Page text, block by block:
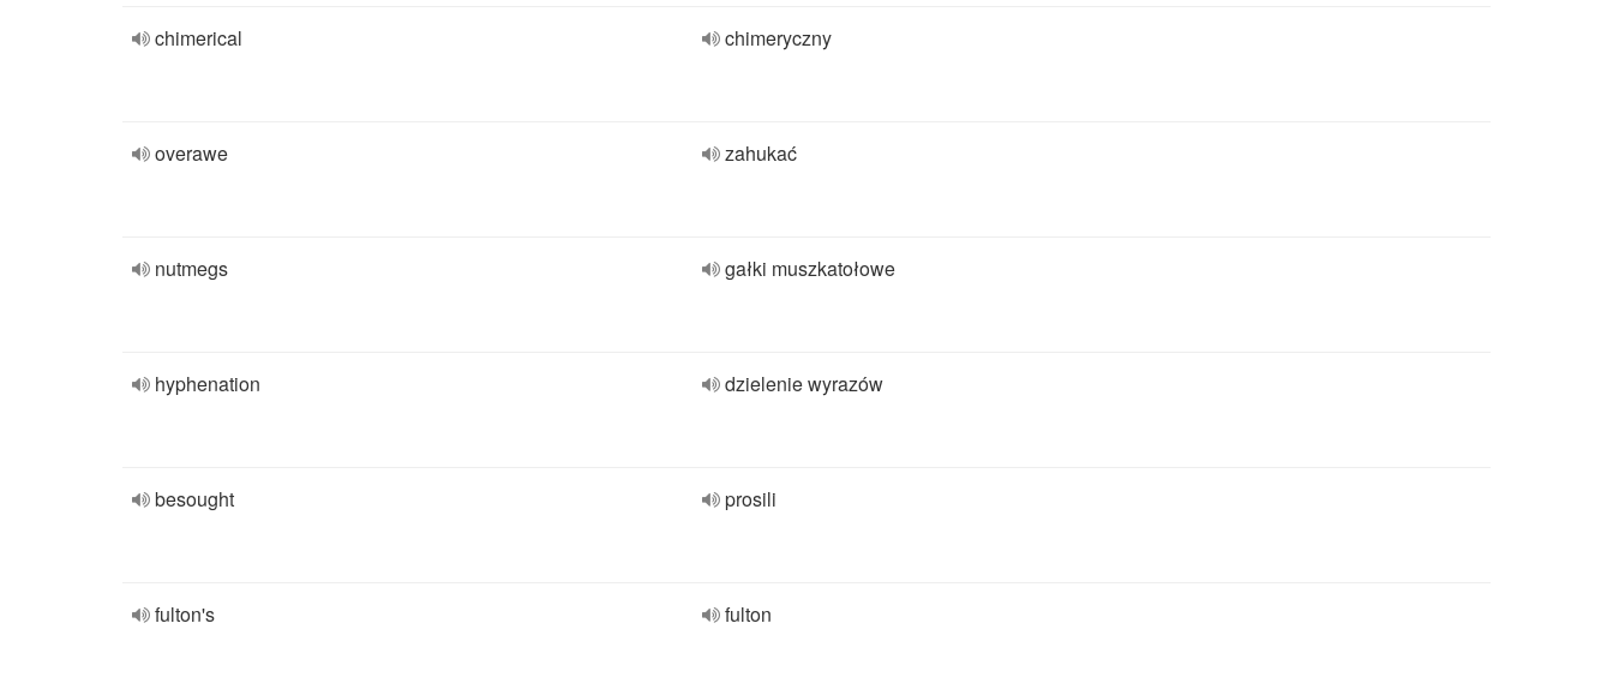
chimerical chimeryczny
overawe zahukać
nutmegs gałki muszkatołowe
hyphenation dzielenie wyrazów
besought prosili
fulton's fulton